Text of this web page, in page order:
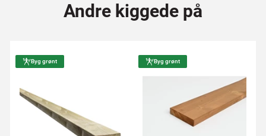
Andre kiggede på
Byg grønt Byg grønt